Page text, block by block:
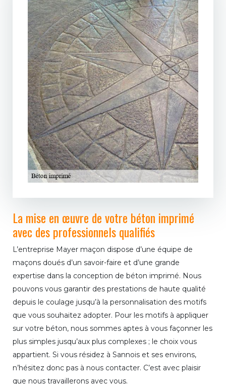
La mise en œuvre de votre béton imprimé
avec des professionnels qualifiés
L’entreprise Mayer maçon dispose d’une équipe de
maçons doués d’un savoir-faire et d’une grande
expertise dans la conception de béton imprimé. Nous
pouvons vous garantir des prestations de haute qualité
depuis le coulage jusqu’à la personnalisation des motifs
que vous souhaitez adopter. Pour les motifs à appliquer
sur votre béton, nous sommes aptes à vous façonner les
plus simples jusqu’aux plus complexes ; le choix vous
appartient. Si vous résidez à Sannois et ses environs,
n’hésitez donc pas à nous contacter. C’est avec plaisir
que nous travaillerons avec vous.